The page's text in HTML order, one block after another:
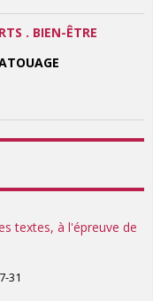
. BIEN-ÊTRE
textes, à l'épreuve de
31